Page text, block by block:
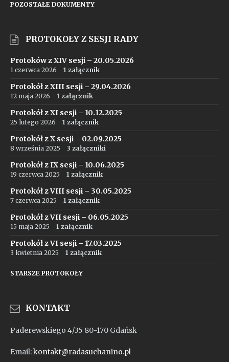
POZOSTAŁE DOKUMENTY
PROTOKOŁY Z SESJI RADY
Protoków z XIV sesji – 20.05.2026
1 czerwca 2026 1 załącznik
Protokół z XIII sesji – 29.04.2026
12 maja 2026 1 załącznik
Protokół z XI sesji – 10.12.2025
25 lutego 2026 1 załącznik
Protokół z X sesji – 02.09.2025
8 września 2025 3 załączniki
Protokół z IX sesji – 10.06.2025
19 czerwca 2025 1 załącznik
Protokół z VIII sesji – 30.05.2025
7 czerwca 2025 1 załącznik
Protokół z VII sesji – 06.05.2025
15 maja 2025 1 załącznik
Protokół z VI sesji – 17.03.2025
3 kwietnia 2025 1 załącznik
STARSZE PROTOKOŁY
KONTAKT
Paderewskiego 4/35 80-170 Gdańsk
Email:kontakt@radasuchanino.pl